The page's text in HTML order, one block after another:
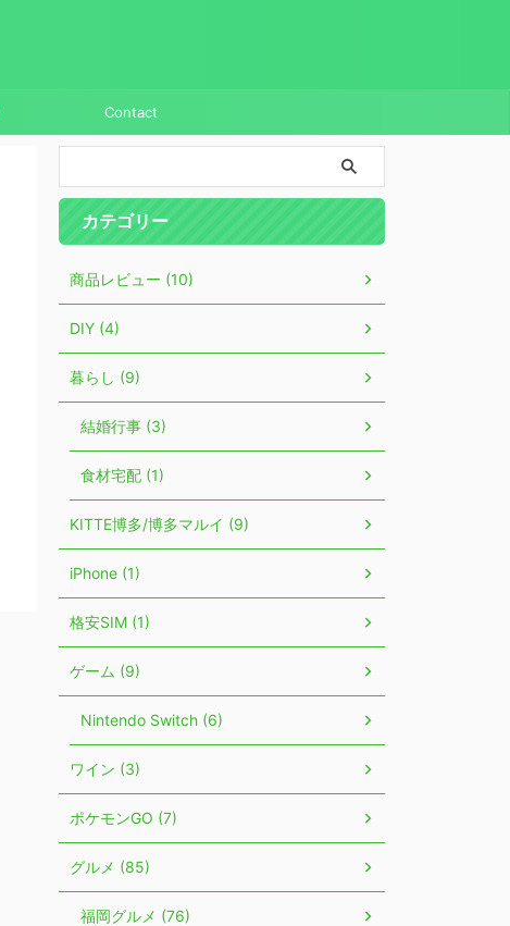
Contact
カテゴリー
商品レビュー (10)
DIY (4)
暮らし (9)
結婚行事 (3)
食材宅配 (1)
KITTE博多/博多マルイ (9)
iPhone (1)
格安SIM (1)
ゲーム (9)
Nintendo Switch (6)
ワイン (3)
ポケモンGO (7)
グルメ (85)
福岡グルメ (76)